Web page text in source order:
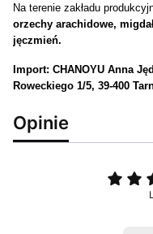
Na terenie zakładu
orzechy arachidowe,
jęczmień.
Import: CHANOYU Anna
Roweckiego 1/5, 39-400
Opinie